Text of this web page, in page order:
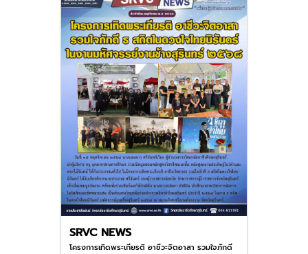
SRVC NEWS
โครงการเทิดพระเกียรติ อาชีวะจิตอาสา รวมใจภักดี